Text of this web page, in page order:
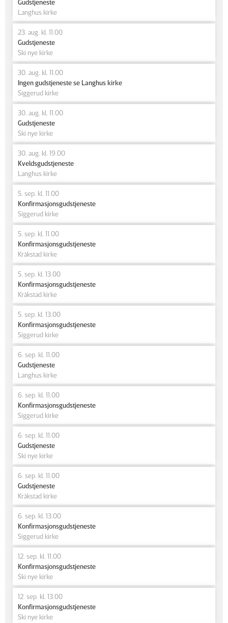
Gudstjeneste
Langhus kirke
23. aug. kl. 11.00
Gudstjeneste
Ski nye kirke
30. aug. kl. 11.00
Ingen gudstjeneste se Langhus kirke
Siggerud kirke
30. aug. kl. 11.00
Gudstjeneste
Ski nye kirke
30. aug. kl. 19.00
Kveldsgudstjeneste
Langhus kirke
5. sep. kl. 11.00
Konfirmasjonsgudstjeneste
Siggerud kirke
5. sep. kl. 11.00
Konfirmasjonsgudstjeneste
Kråkstad kirke
5. sep. kl. 13.00
Konfirmasjonsgudstjeneste
Kråkstad kirke
5. sep. kl. 13.00
Konfirmasjonsgudstjeneste
Siggerud kirke
6. sep. kl. 11.00
Gudstjeneste
Langhus kirke
6. sep. kl. 11.00
Konfirmasjonsgudstjeneste
Siggerud kirke
6. sep. kl. 11.00
Gudstjeneste
Ski nye kirke
6. sep. kl. 11.00
Gudstjeneste
Kråkstad kirke
6. sep. kl. 13.00
Konfirmasjonsgudstjeneste
Siggerud kirke
12. sep. kl. 11.00
Konfirmasjonsgudstjeneste
Ski nye kirke
12. sep. kl. 13.00
Konfirmasjonsgudstjeneste
Ski nye kirke